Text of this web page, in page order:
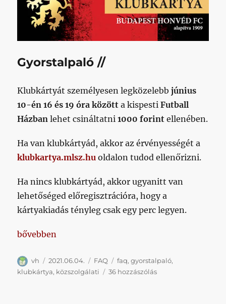
Gyorstalpaló //
Klubkártyát személyesen legközelebbjúnius
10-én 16 és 19 óra között a kispestiFutball
Házban lehet csináltatni1000 forint ellenében.
Ha van klubkártyád, akkor az érvényességét a
klubkartya.mlsz.hu oldalon tudod ellenőrizni.
Ha nincs klubkártyád, akkor ugyanitt van
lehetőséged előregisztrációra, hogy a
kártyakiadás tényleg csak egy perc legyen.
„Pár szót a klubkártyákról”
bővebben
Szerző
vh Közzétéve
2021.06.04. Kategória
FAQ Címke
faq,gyorstalpaló,
klubkártya, közszolgálati 36 hozzászólásPár